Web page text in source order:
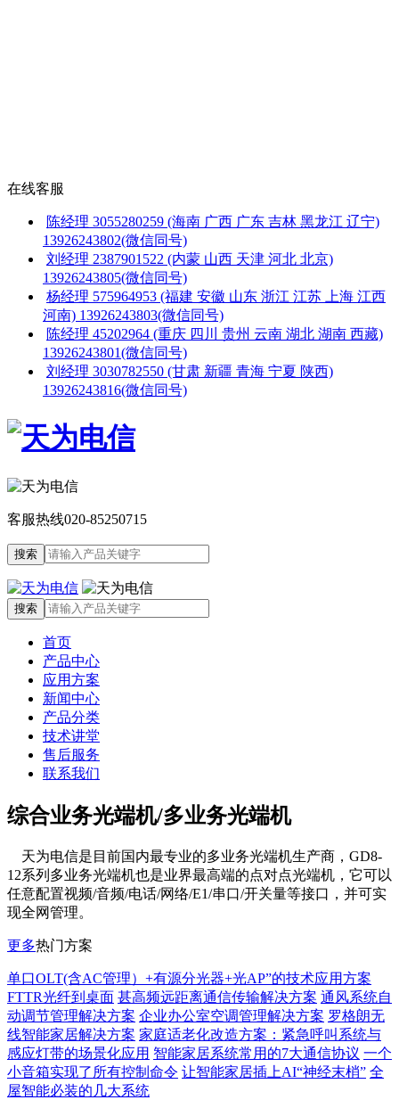
在线客服
陈经理 3055280259 (海南 广西 广东 吉林 黑龙江 辽宁)
13926243802(微信同号)
刘经理 2387901522 (内蒙 山西 天津 河北 北京)
13926243805(微信同号)
杨经理 575964953 (福建 安徽 山东 浙江 江苏 上海 江西
河南) 13926243803(微信同号)
陈经理 45202964 (重庆 四川 贵州 云南 湖北 湖南 西藏)
13926243801(微信同号)
刘经理 3030782550 (甘肃 新疆 青海 宁夏 陕西)
13926243816(微信同号)
客服热线020-85250715
首页
产品中心
应用方案
新闻中心
产品分类
技术讲堂
售后服务
联系我们
综合业务光端机/多业务光端机
天为电信是目前国内最专业的多业务光端机生产商，GD8-
12系列多业务光端机也是业界最高端的点对点光端机，它可以
任意配置视频/音频/电话/网络/E1/串口/开关量等接口，并可实
现全网管理。
更多热门方案
单口OLT(含AC管理）+有源分光器+光AP”的技术应用方案
FTTR光纤到桌面 甚高频远距离通信传输解决方案 通风系统自
动调节管理解决方案 企业办公室空调管理解决方案 罗格朗无
线智能家居解决方案 家庭适老化改造方案：紧急呼叫系统与
感应灯带的场景化应用 智能家居系统常用的7大通信协议 一个
小音箱实现了所有控制命令 让智能家居插上AI“神经末梢” 全
屋智能必装的几大系统